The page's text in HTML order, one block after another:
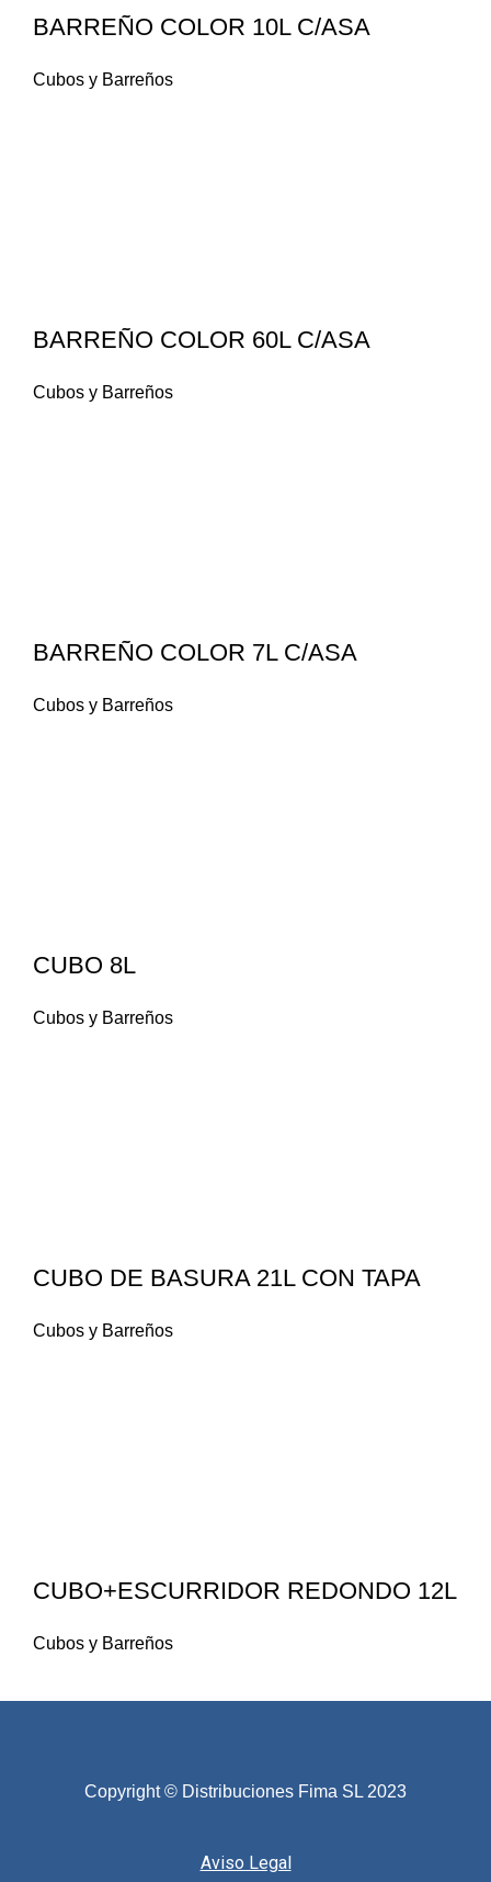
BARREÑO COLOR 10L C/ASA
Cubos y Barreños
BARREÑO COLOR 60L C/ASA
Cubos y Barreños
BARREÑO COLOR 7L C/ASA
Cubos y Barreños
CUBO 8L
Cubos y Barreños
CUBO DE BASURA 21L CON TAPA
Cubos y Barreños
CUBO+ESCURRIDOR REDONDO 12L
Cubos y Barreños
Copyright © Distribuciones Fima SL 2023
Aviso Legal